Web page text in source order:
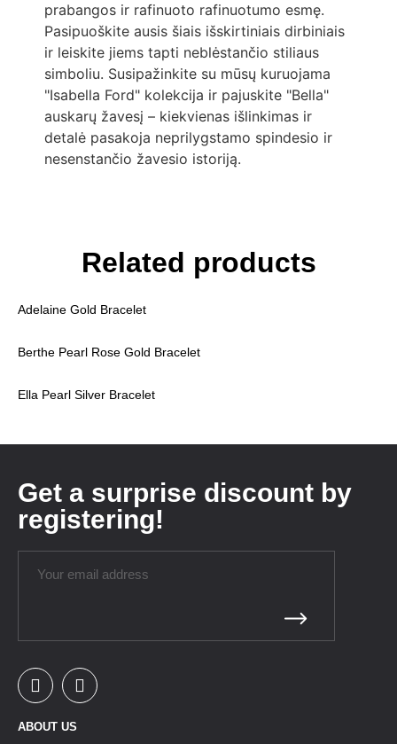
prabangos ir rafinuoto rafinuotumo esmę.
Pasipuoškite ausis šiais išskirtiniais dirbiniais
ir leiskite jiems tapti neblėstančio stiliaus
simboliu. Susipažinkite su mūsų kuruojama
"Isabella Ford" kolekcija ir pajuskite "Bella"
auskarų žavesį – kiekvienas išlinkimas ir
detalė pasakoja neprilygstamo spindesio ir
nesenstančio žavesio istoriją.
Related products
Adelaine Gold Bracelet
Berthe Pearl Rose Gold Bracelet
Ella Pearl Silver Bracelet
Get a surprise discount by
registering!
ABOUT US